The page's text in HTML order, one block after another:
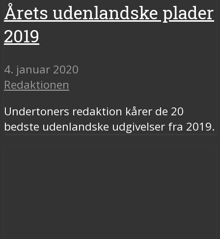
Årets udenlandske plader
2019
4. januar 2020
Redaktionen
Undertoners redaktion kårer de 20
bedste udenlandske udgivelser fra 2019.